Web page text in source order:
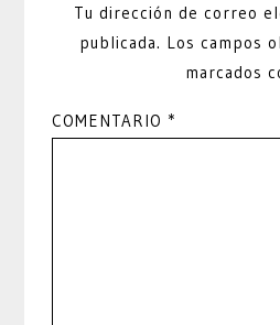
Tu dirección de correo
publicada. Los campos
marcados
COMENTARIO *